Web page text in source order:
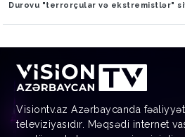
Durovu "terrorçular və ekstremistlər"
Visiontv.az Azərbaycanda
televiziyasıdır. Məqsədi internet